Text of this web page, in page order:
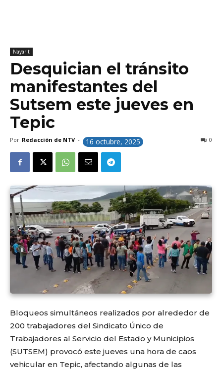
Nayarit
Desquician el tránsito
manifestantes del
Sutsem este jueves en
Tepic
Por Redacción de NTV - 16 octubre, 2025 0
Bloqueos simultáneos realizados por alrededor de
200 trabajadores del Sindicato Único de
Trabajadores al Servicio del Estado y Municipios
(SUTSEM) provocó este jueves una hora de caos
vehicular en Tepic, afectando algunas de las